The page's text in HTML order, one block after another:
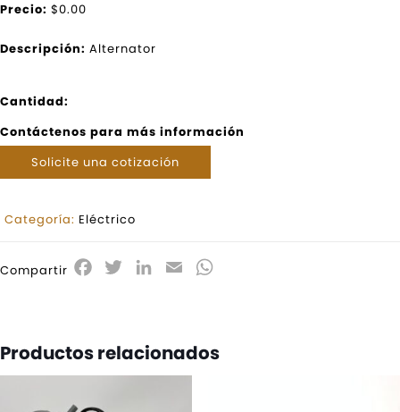
Precio: $0.00
Descripción: Alternator
Cantidad:
Contáctenos para más información
Solicite una cotización
Categoría: Eléctrico
Compartir Facebook
TwitterLinkedIn
Email
Productos relacionados